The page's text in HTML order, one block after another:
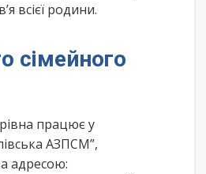
всієї родини.
сімейного
працює у
АЗПСМ”,
адресою: